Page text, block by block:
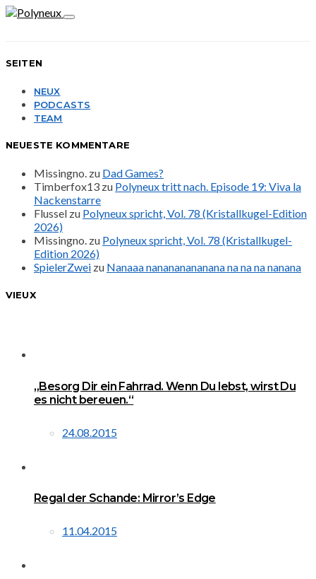
SEITEN
NEUX
PODCASTS
TEAM
NEUESTE KOMMENTARE
Missingno. zu Dad Games?
Timberfox13 zu Polyneux tritt nach. Episode 19: Viva la
Nackenstarre
Flussel zu Polyneux spricht, Vol. 78 (Kristallkugel-Edition
2026)
Missingno. zu Polyneux spricht, Vol. 78 (Kristallkugel-
Edition 2026)
SpielerZwei zu Nanaaa nanananananana na na na nanana
VIEUX
„Besorg Dir ein Fahrrad. Wenn Du lebst, wirst Du
es nicht bereuen.“
24.08.2015
Regal der Schande: Mirror’s Edge
11.04.2015